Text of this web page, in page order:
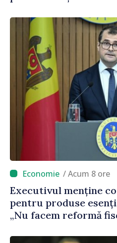
/ Acum 8 ore
Executivul menține
pentru produse
„Nu facem reformă